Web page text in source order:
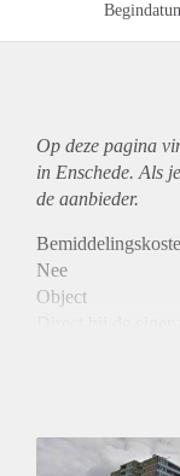
Op deze pagina
in Enschede. Als
de aanbieder.
Nee
Object
Huurtoeslag